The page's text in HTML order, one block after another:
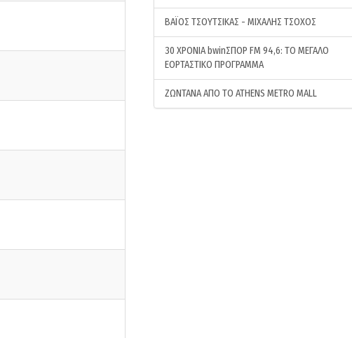
ΒΑΪΟΣ ΤΣΟΥΤΣΙΚΑΣ - ΜΙΧΑΛΗΣ ΤΣΟΧΟΣ
30 ΧΡΟΝΙΑ bwinΣΠΟΡ FM 94,6: ΤΟ ΜΕΓΑΛΟ
ΕΟΡΤΑΣΤΙΚΟ ΠΡΟΓΡΑΜΜΑ
ΖΩΝΤΑΝΑ ΑΠΟ ΤΟ ATHENS METRO MALL